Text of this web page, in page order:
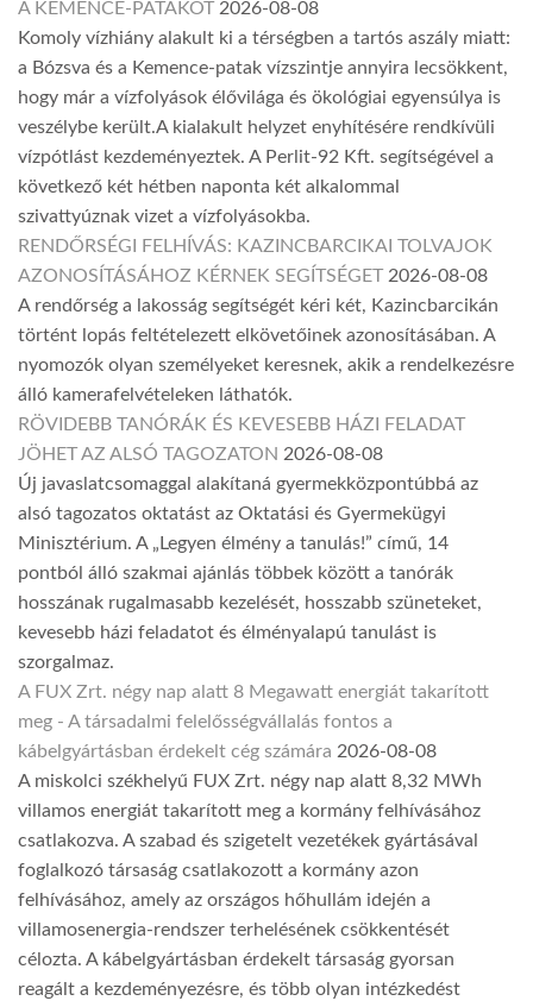
A KEMENCE-PATAKOT 2026-08-08
Komoly vízhiány alakult ki a térségben a tartós aszály miatt:
a Bózsva és a Kemence-patak vízszintje annyira lecsökkent,
hogy már a vízfolyások élővilága és ökológiai egyensúlya is
veszélybe került.A kialakult helyzet enyhítésére rendkívüli
vízpótlást kezdeményeztek. A Perlit-92 Kft. segítségével a
következő két hétben naponta két alkalommal
szivattyúznak vizet a vízfolyásokba.
RENDŐRSÉGI FELHÍVÁS: KAZINCBARCIKAI TOLVAJOK
AZONOSÍTÁSÁHOZ KÉRNEK SEGÍTSÉGET 2026-08-08
A rendőrség a lakosság segítségét kéri két, Kazincbarcikán
történt lopás feltételezett elkövetőinek azonosításában. A
nyomozók olyan személyeket keresnek, akik a rendelkezésre
álló kamerafelvételeken láthatók.
RÖVIDEBB TANÓRÁK ÉS KEVESEBB HÁZI FELADAT
JÖHET AZ ALSÓ TAGOZATON 2026-08-08
Új javaslatcsomaggal alakítaná gyermekközpontúbbá az
alsó tagozatos oktatást az Oktatási és Gyermekügyi
Minisztérium. A „Legyen élmény a tanulás!” című, 14
pontból álló szakmai ajánlás többek között a tanórák
hosszának rugalmasabb kezelését, hosszabb szüneteket,
kevesebb házi feladatot és élményalapú tanulást is
szorgalmaz.
A FUX Zrt. négy nap alatt 8 Megawatt energiát takarított
meg - A társadalmi felelősségvállalás fontos a
kábelgyártásban érdekelt cég számára 2026-08-08
A miskolci székhelyű FUX Zrt. négy nap alatt 8,32 MWh
villamos energiát takarított meg a kormány felhívásához
csatlakozva. A szabad és szigetelt vezetékek gyártásával
foglalkozó társaság csatlakozott a kormány azon
felhívásához, amely az országos hőhullám idején a
villamosenergia-rendszer terhelésének csökkentését
célozta. A kábelgyártásban érdekelt társaság gyorsan
reagált a kezdeményezésre, és több olyan intézkedést